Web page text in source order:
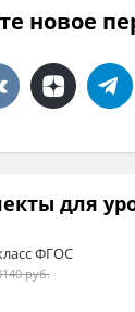
новое
для
ФГОС
руб.